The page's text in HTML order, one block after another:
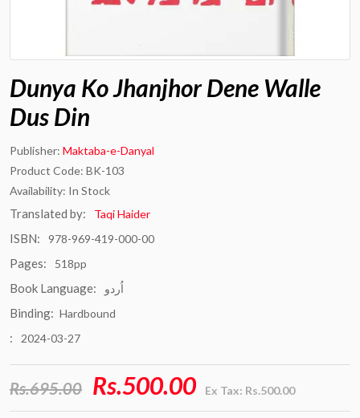
Dunya Ko Jhanjhor Dene Walle
Dus Din
Publisher: Maktaba-e-Danyal
Product Code: BK-103
Availability: In Stock
Translated by: Taqi Haider
ISBN: 978-969-419-000-00
Pages: 518pp
Book Language: اُردو
Binding: Hardbound
: 2024-03-27
Rs.695.00 Rs.500.00 Ex Tax: Rs.500.00